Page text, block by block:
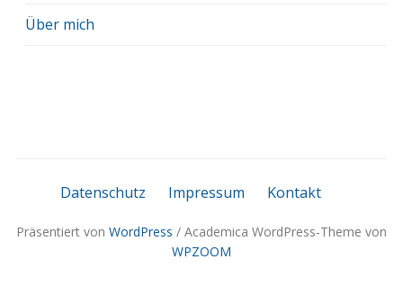
Über mich
Datenschutz Impressum Kontakt
Präsentiert von WordPress / Academica WordPress-Theme von
WPZOOM